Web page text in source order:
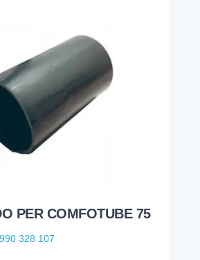
PER COMFOTUBE 75
990 328 107